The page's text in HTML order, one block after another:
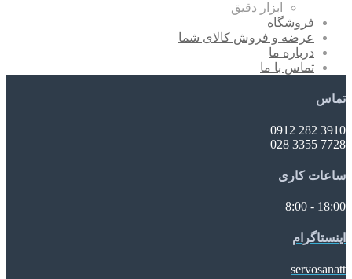
ابزار دقیق
فروشگاه
عرضه و فروش کالای شما
درباره ما
تماس با ما
تماس
3910 282 0912
7728 3355 028
ساعات کاری
18:00 - 8:00
اینستاگرام
servosanatt